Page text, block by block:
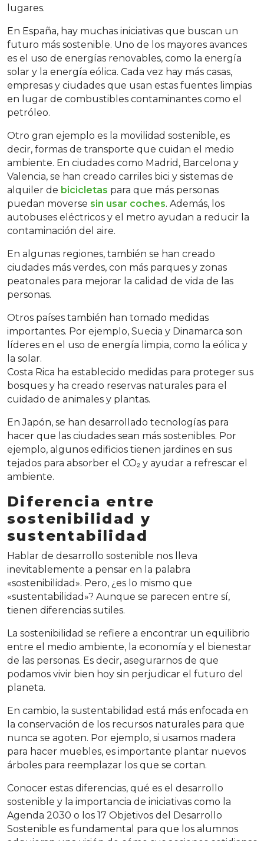
lugares.
En España, hay muchas iniciativas que buscan un
futuro más sostenible. Uno de los mayores avances
es el uso de energías renovables, como la energía
solar y la energía eólica. Cada vez hay más casas,
empresas y ciudades que usan estas fuentes limpias
en lugar de combustibles contaminantes como el
petróleo.
Otro gran ejemplo es la movilidad sostenible, es
decir, formas de transporte que cuidan el medio
ambiente. En ciudades como Madrid, Barcelona y
Valencia, se han creado carriles bici y sistemas de
alquiler de bicicletas para que más personas
puedan moverse sin usar coches. Además, los
autobuses eléctricos y el metro ayudan a reducir la
contaminación del aire.
En algunas regiones, también se han creado
ciudades más verdes, con más parques y zonas
peatonales para mejorar la calidad de vida de las
personas.
Otros países también han tomado medidas
importantes. Por ejemplo, Suecia y Dinamarca son
líderes en el uso de energía limpia, como la eólica y
la solar.
Costa Rica ha establecido medidas para proteger sus
bosques y ha creado reservas naturales para el
cuidado de animales y plantas.
En Japón, se han desarrollado tecnologías para
hacer que las ciudades sean más sostenibles. Por
ejemplo, algunos edificios tienen jardines en sus
tejados para absorber el CO₂ y ayudar a refrescar el
ambiente.
Diferencia entre
sostenibilidad y
sustentabilidad
Hablar de desarrollo sostenible nos lleva
inevitablemente a pensar en la palabra
«sostenibilidad». Pero, ¿es lo mismo que
«sustentabilidad»? Aunque se parecen entre sí,
tienen diferencias sutiles.
La sostenibilidad se refiere a encontrar un equilibrio
entre el medio ambiente, la economía y el bienestar
de las personas. Es decir, asegurarnos de que
podamos vivir bien hoy sin perjudicar el futuro del
planeta.
En cambio, la sustentabilidad está más enfocada en
la conservación de los recursos naturales para que
nunca se agoten. Por ejemplo, si usamos madera
para hacer muebles, es importante plantar nuevos
árboles para reemplazar los que se cortan.
Conocer estas diferencias, qué es el desarrollo
sostenible y la importancia de iniciativas como la
Agenda 2030 o los 17 Objetivos del Desarrollo
Sostenible es fundamental para que los alumnos